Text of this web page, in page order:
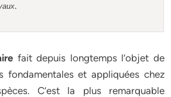
.
fait depuis longtemps l’objet de
fondamentales et appliquées chez
C’est la plus remarquable